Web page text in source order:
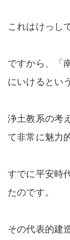
これはけっし
ですから、「
にいけるという
浄土教系の考
て非常に魅力
すでに平安時
たのです。
その代表的建